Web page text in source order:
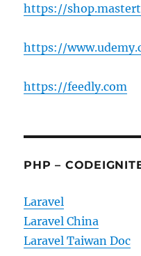
https://
https://
https://feedly.com
PHP –
Laravel
Laravel China
Laravel Taiwan Doc